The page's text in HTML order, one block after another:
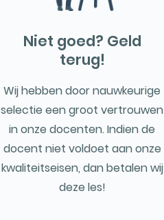
Niet goed? Geld
terug!
Wij hebben door nauwkeurige
selectie een groot vertrouwen
in onze docenten. Indien de
docent niet voldoet aan onze
kwaliteitseisen, dan betalen wij
deze les!